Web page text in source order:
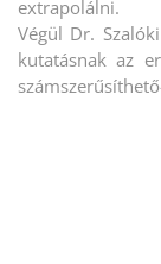
extrapolálni.
Végül Dr.
kutatásnak az